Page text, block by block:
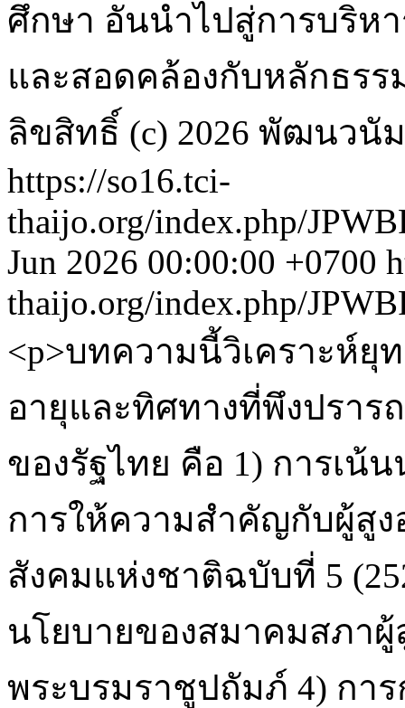
ศึกษา อันนำไปสู่การบริห
และสอดคล้องกับหลักธรร
ลิขสิทธิ์ (c) 2026 พัฒนวนั
https://so16.tci-
thaijo.org/index.php/
Jun 2026 00:00:00 +0700
thaijo.org/index.php/
<p>บทความนี้วิเคราะห์
อายุและทิศทางที่พึงปรา
ของรัฐไทย คือ 1) การเน้
การให้ความสำคัญกับผู้สู
สังคมแห่งชาติฉบับที่ 5
นโยบายของสมาคมสภาผู้
พระบรมราชูปถัมภ์ 4) กา